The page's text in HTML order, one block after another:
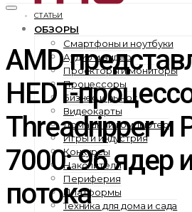
ОБЗОРЫ
Смартфоны и ноутбуки
Аудио и видео
Проекторы и мониторы
Процессоры
Бизнес и рынок
Видеокарты
Домашний компьютер
Игры и индустрия
Конкурсы
Накопители
Периферия
Платформы
Техника для дома и сада
СТАТЬИ
AMD
HEDT-
Threadripper и
7000: 96 ядер
потока